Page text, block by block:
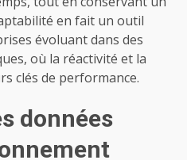
en fait un outil
évoluant dans des
où la réactivité et la
clés de performance.
données